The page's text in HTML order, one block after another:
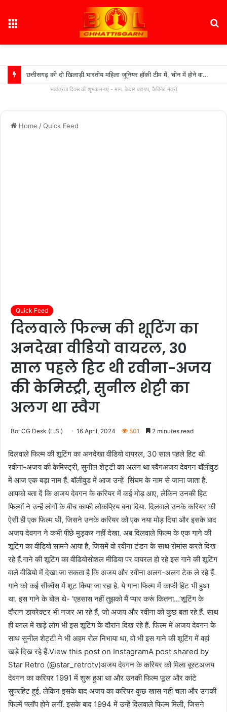
छत्तीसगढ़ की दो खिलाड़ी भारतीय महिला जूनियर हॉकी टीम में, चीन में होने वाले एशिया कप में दिखाएंगी दम….
स्वतंत्रता दिवस की शुभकामनाएं - मान. केदार कश्यप, कैबिनेट मंत्री
Home /Quick Feed
Quick Feed
दिलवाले फिल्म की शूटिंग का
अनदेखा वीडियो वायरल, 30
साल पहले हिट थी रवीना-अजय
की केमिस्ट्री, सुनील शेट्टी का
अलग था स्वैग
Bol CG Desk (L.S.) 16 April, 2024 501 2 minutes read
दिलवाले फिल्म की शूटिंग का अनदेखा वीडियो वायरल, 30 साल पहले हिट थी
रवीना-अजय की केमिस्ट्री, सुनील शेट्टी का अलग था स्वैगअजय देवगन बॉलीवुड
में आज एक बड़ा नाम हैं. बॉलीवुड में आज उन्हें सिंघम के नाम से जाना जाता है.
आपको बता दें कि अजय देवगन के करियर में कई मोड़ आए, लेकिन उनकी हिट
फिल्मों ने उन्हें लोगों के बीच काफी लोकप्रिय बना दिया. दिलवाले उनके करियर की
ऐसी ही एक फिल्म थी, जिसने उनके करियर को एक नया मोड़ दिया और इसके बाद
अजय देवगन ने कभी पीछे मुड़कर नहीं देखा. अब दिलवाले फिल्म के एक गाने की
शूटिंग का वीडियो सामने आया है, जिसमें वो रवीना टंडन के साथ रोमांस करते दिख
रहे हैं.गाने की शूटिंग का वीडियोसोशल मीडिया पर वायरल हो रहे इस गाने की शूटिंग
वाले वीडियो में देखा जा सकता है कि अजय और रवीना अलग-अलग टेक ले रहे हैं.
गाने को कई सीक्वेंस में शूट किया जा रहा है. ये गाना फिल्म में काफी हिट भी हुआ
था. इस गाने के बोल थे- ‘एहसास नहीं तुझको मैं प्यार करूं कितना…’शूटिंग के
दौरान डायरेक्टर भी नजर आ रहे हैं, जो अजय और रवीना को कुछ बता रहे हैं. साथ
ही बगल में खड़े लोग भी इस शूटिंग के दौरान दिख रहे हैं. फिल्म में अजय देवगन के
साथ सुनील शेट्टी ने भी अहम रोल निभाया था, वो भी इस गाने की शूटिंग में वहां
खड़े दिख रहे हैं.View this post on InstagramA post shared by
Star Retro (@star_retrotv)अजय देवगन के करियर को मिला बूस्टअजय
देवगन का करियर 1991 में शुरू हुआ था और उनकी फिल्म फूल और कांटे
सुपरहिट हुई. लेकिन इसके बाद अजय का करियर कुछ खास नहीं चला और उनकी
फिल्में फ्लॉप होने लगीं. इसके बाद 1994 में उन्हें दिलवाले फिल्म मिली, जिसने